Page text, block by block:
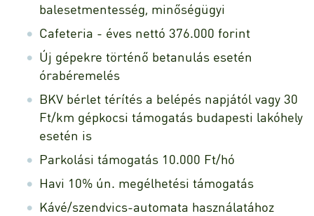
balesetmentesség, minőségügyi
Cafeteria - éves nettó 376.000 forint
Új gépekre történő betanulás esetén
órabéremelés
BKV bérlet térítés a belépés napjától vagy 30
Ft/km gépkocsi támogatás budapesti lakóhely
esetén is
Parkolási támogatás 10.000 Ft/hó
Havi 10% ún. megélhetési támogatás
Kávé/szendvics-automata használatához